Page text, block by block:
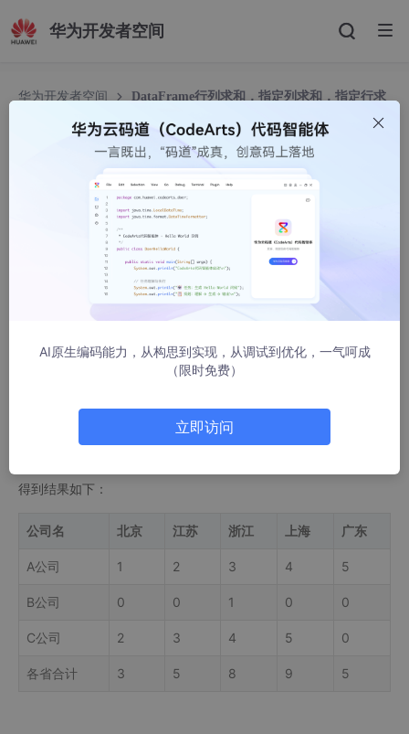
华为开发者空间
华为开发者空间
DataFrame行列求和，指定列求和，指定行求
DataFrame行列求和，指定列求和，指定行求和
杨杨little
26373人浏览 · 2021-05-04 00:37:45
想统计某些公司在各个省份开分公司的情况
df = pd.DataFrame([[ , , 5], ['B公
# df_sum = df.sum()   # 全部列求和
, '江苏',
得到结果如下：
公司名 北京 江苏 浙江 上海 广东
A公司 1 2 3 4 5
B公司 0 0 1 0 0
C公司 2 3 4 5 0
各省合计 3 5 8 9 5
AI原生编码能力，从构思到实现，从调试到优化，一气呵成
（限时免费）
立即访问